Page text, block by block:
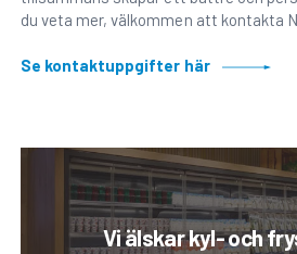
du veta mer, välkommen att kontakta
Se kontaktuppgifter här
Vi älskar kyl- och